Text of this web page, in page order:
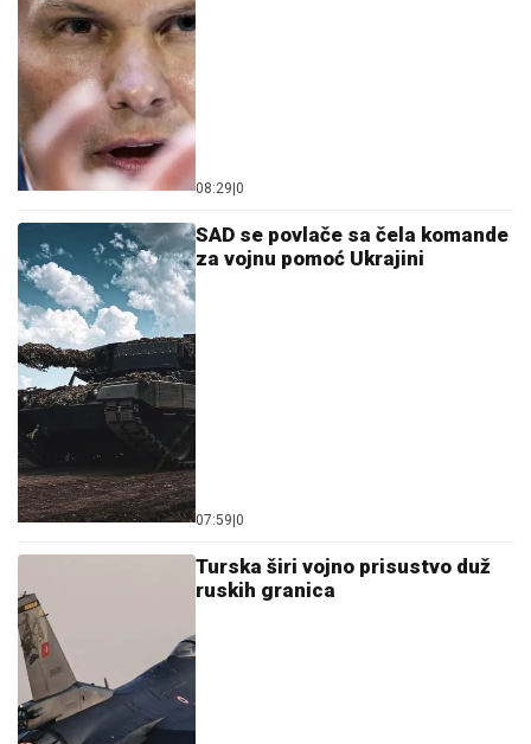
08:29 0
SAD se povlače sa čela komande
za vojnu pomoć Ukrajini
07:59 0
Turska širi vojno prisustvo duž
ruskih granica